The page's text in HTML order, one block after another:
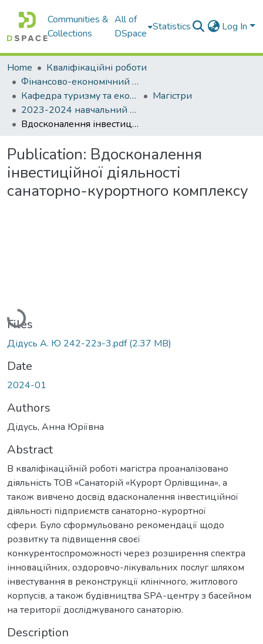
Communities &
Collections
All of
DSpace
Statistics Log In
Home
Кваліфікаційні роботи
Фінансово-економічний факультет
Кафедра туризму та економіки підприємства
Магістри
2023-2024 навчальний рік
Вдосконалення інвестиційної діяльності санаторно-курортного комплексу
Publication: Вдосконалення
інвестиційної діяльності
санаторно-курортного комплексу
Loading...
Files
Дідусь А. Ю 242-22з-3.pdf(2.37 MB)
Date
2024-01
Authors
Дідусь, Анна Юріївна
Abstract
В кваліфікаційній роботі магістра проаналізовано
діяльність ТОВ «Санаторій «Курорт Орлівщина», а
також вивчено досвід вдасконалення інвестиційної
діяльності підприємств санаторно-курортної
сфери. Було сформульовано рекомендації щодо
розвитку та підвищення своєї
конкурентоспроможності через розширення спектра
інноваційних, оздоровчо-лікувальних послуг шляхом
інвестування в реконструкції клінічного, житлового
корпусів, а також будівництва SPA-центру з басейном
на території досліджуваного санаторію.
Description